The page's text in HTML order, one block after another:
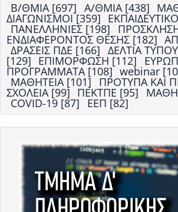
Β/ΘΜΙΑ [697] Α/ΘΜΙΑ [438]
ΔΙΑΓΩΝΙΣΜΟΙ [359]
ΠΑΝΕΛΛΗΝΙΕΣ [198]
ΕΝΔΙΑΦΕΡΟΝΤΟΣ ΘΕΣΗΣ [182]
ΔΡΑΣΕΙΣ ΠΔΕ [166] ΔΕΛΤΙΑ
[129] ΕΠΙΜΟΡΦΩΣΗ [112]
ΠΡΟΓΡΑΜΜΑΤΑ [108] webinar
ΜΑΘΗΤΕΙΑ [101] ΠΡΟΤΥΠΑ ΚΑΙ
ΣΧΟΛΕΙΑ [99] ΠΕΚΤΠΕ [95]
COVID-19 [87] ΕΕΠ [82]